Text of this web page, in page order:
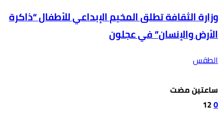
وزارة الثقافة تطلق المخيم الإبداعي للأطفال “ذاكرة
الأرض والإنسان” في عجلون
الطقس
‫‫‫‏‫ساعتين مضت‬
0
12